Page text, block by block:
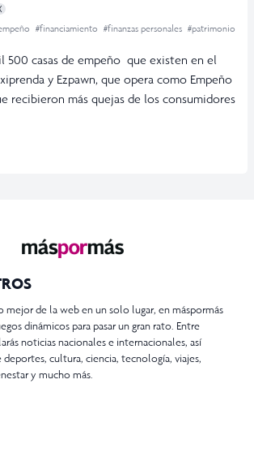
#financiamiento #finanzas personales #patrimonio
500 casas de empeño que existen en el
y Ezpawn, que opera como Empeño
recibieron más quejas de los consumidores
mejor de la web en un solo lugar, en máspormás
dinámicos para pasar un gran rato. Entre
noticias nacionales e internacionales, así
cultura, ciencia, tecnología, viajes,
y mucho más.